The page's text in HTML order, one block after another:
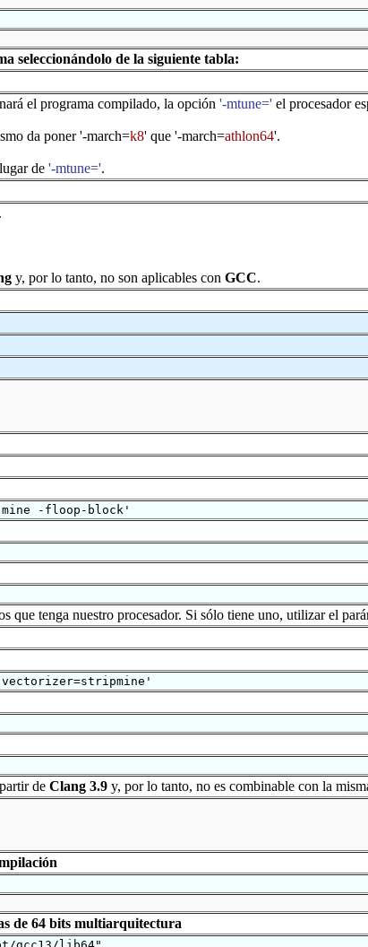
seleccionándolo de la siguiente tabla:
el programa compilado, la opción '-mtune='el procesador
da poner'-march=k8'que '-march=athlon64'.
de '-mtune='.
y, por lo tanto, no son aplicables con GCC.
-floop-block'
que tenga nuestro procesador. Si sólo tiene uno, utilizar el
de Clang 3.9y, por lo tanto, no es combinable con la
de 64 bits multiarquitectura